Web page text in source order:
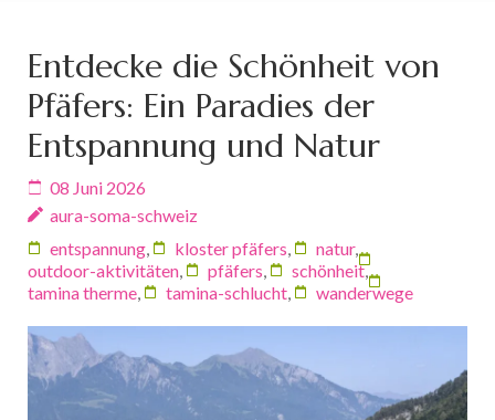
Entdecke die Schönheit von
Pfäfers: Ein Paradies der
Entspannung und Natur
08 Juni 2026
aura-soma-schweiz
entspannung
kloster pfäfers natur,
outdoor-aktivitäten
pfäfers schönheit,
tamina therme
tamina-schlucht wanderwege